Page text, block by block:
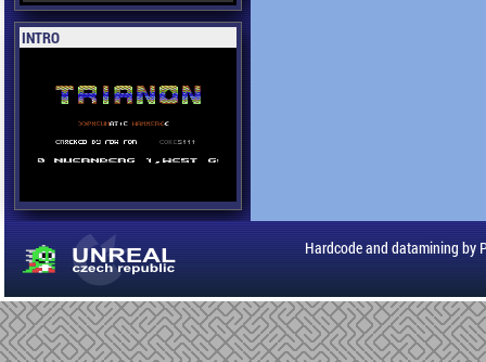
INTRO
Hardcode and datamining by